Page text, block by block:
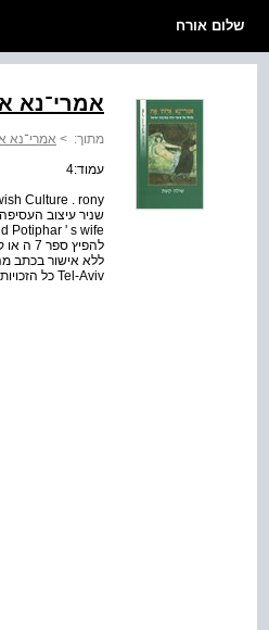
שלום אורח
אמרי־נא
מתוך: > אמרי־נא
עמוד:4
Tel-Aviv כל הזכויות אמורות להוצאת הקיבוץ המאוחד בע"מ דפוס "חדקל תל אביב